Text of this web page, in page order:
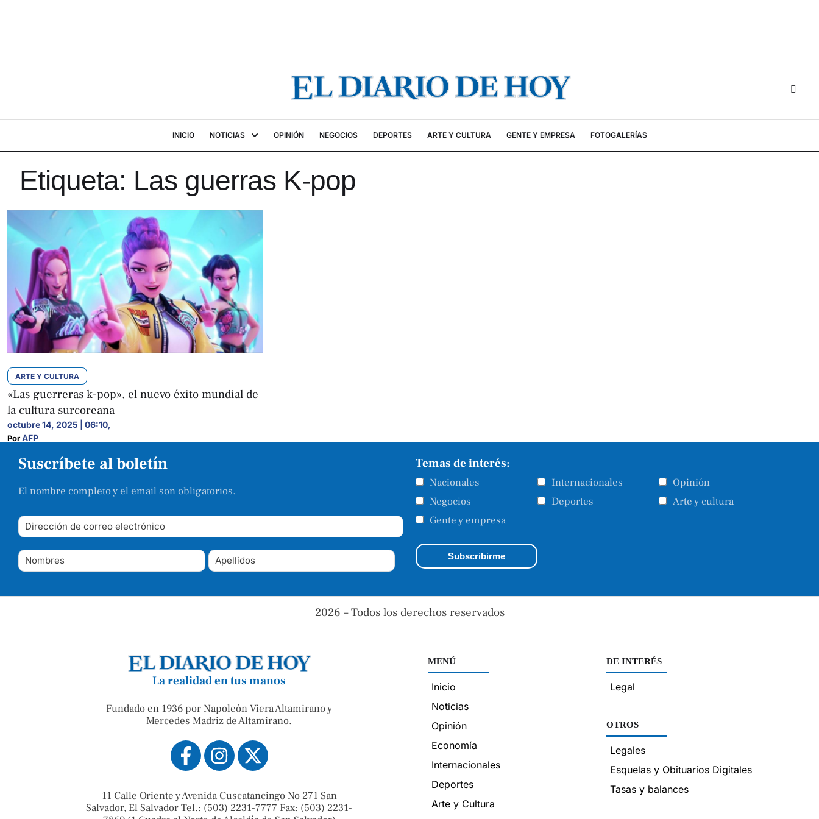
INICIO NOTICIAS OPINIÓN NEGOCIOS DEPORTES ARTE Y CULTURA GENTE Y EMPRESA FOTOGALERÍAS
Etiqueta: Las guerras K-pop
ARTE Y CULTURA
«Las guerreras k-pop», el nuevo éxito mundial de
la cultura surcoreana
octubre 14, 2025 | 06:10,
Por AFP
Suscríbete al boletín
El nombre completo y el email son obligatorios.
Temas de interés:
Nacionales Internacionales
Opinión
Negocios
Deportes
Arte y cultura
Gente y empresa
2026 – Todos los derechos reservados
La realidad en tus manos
Fundado en 1936 por Napoleón Viera Altamirano y
Mercedes Madriz de Altamirano.
11 Calle Oriente y Avenida Cuscatancingo No 271 San
Salvador, El Salvador Tel.: (503) 2231-7777 Fax: (503) 2231-
MENÚ
Inicio
Noticias
Opinión
Economía
Internacionales
Deportes
Arte y Cultura
DE INTERÉS
Legal
OTROS
Legales
Esquelas y Obituarios Digitales
Tasas y balances